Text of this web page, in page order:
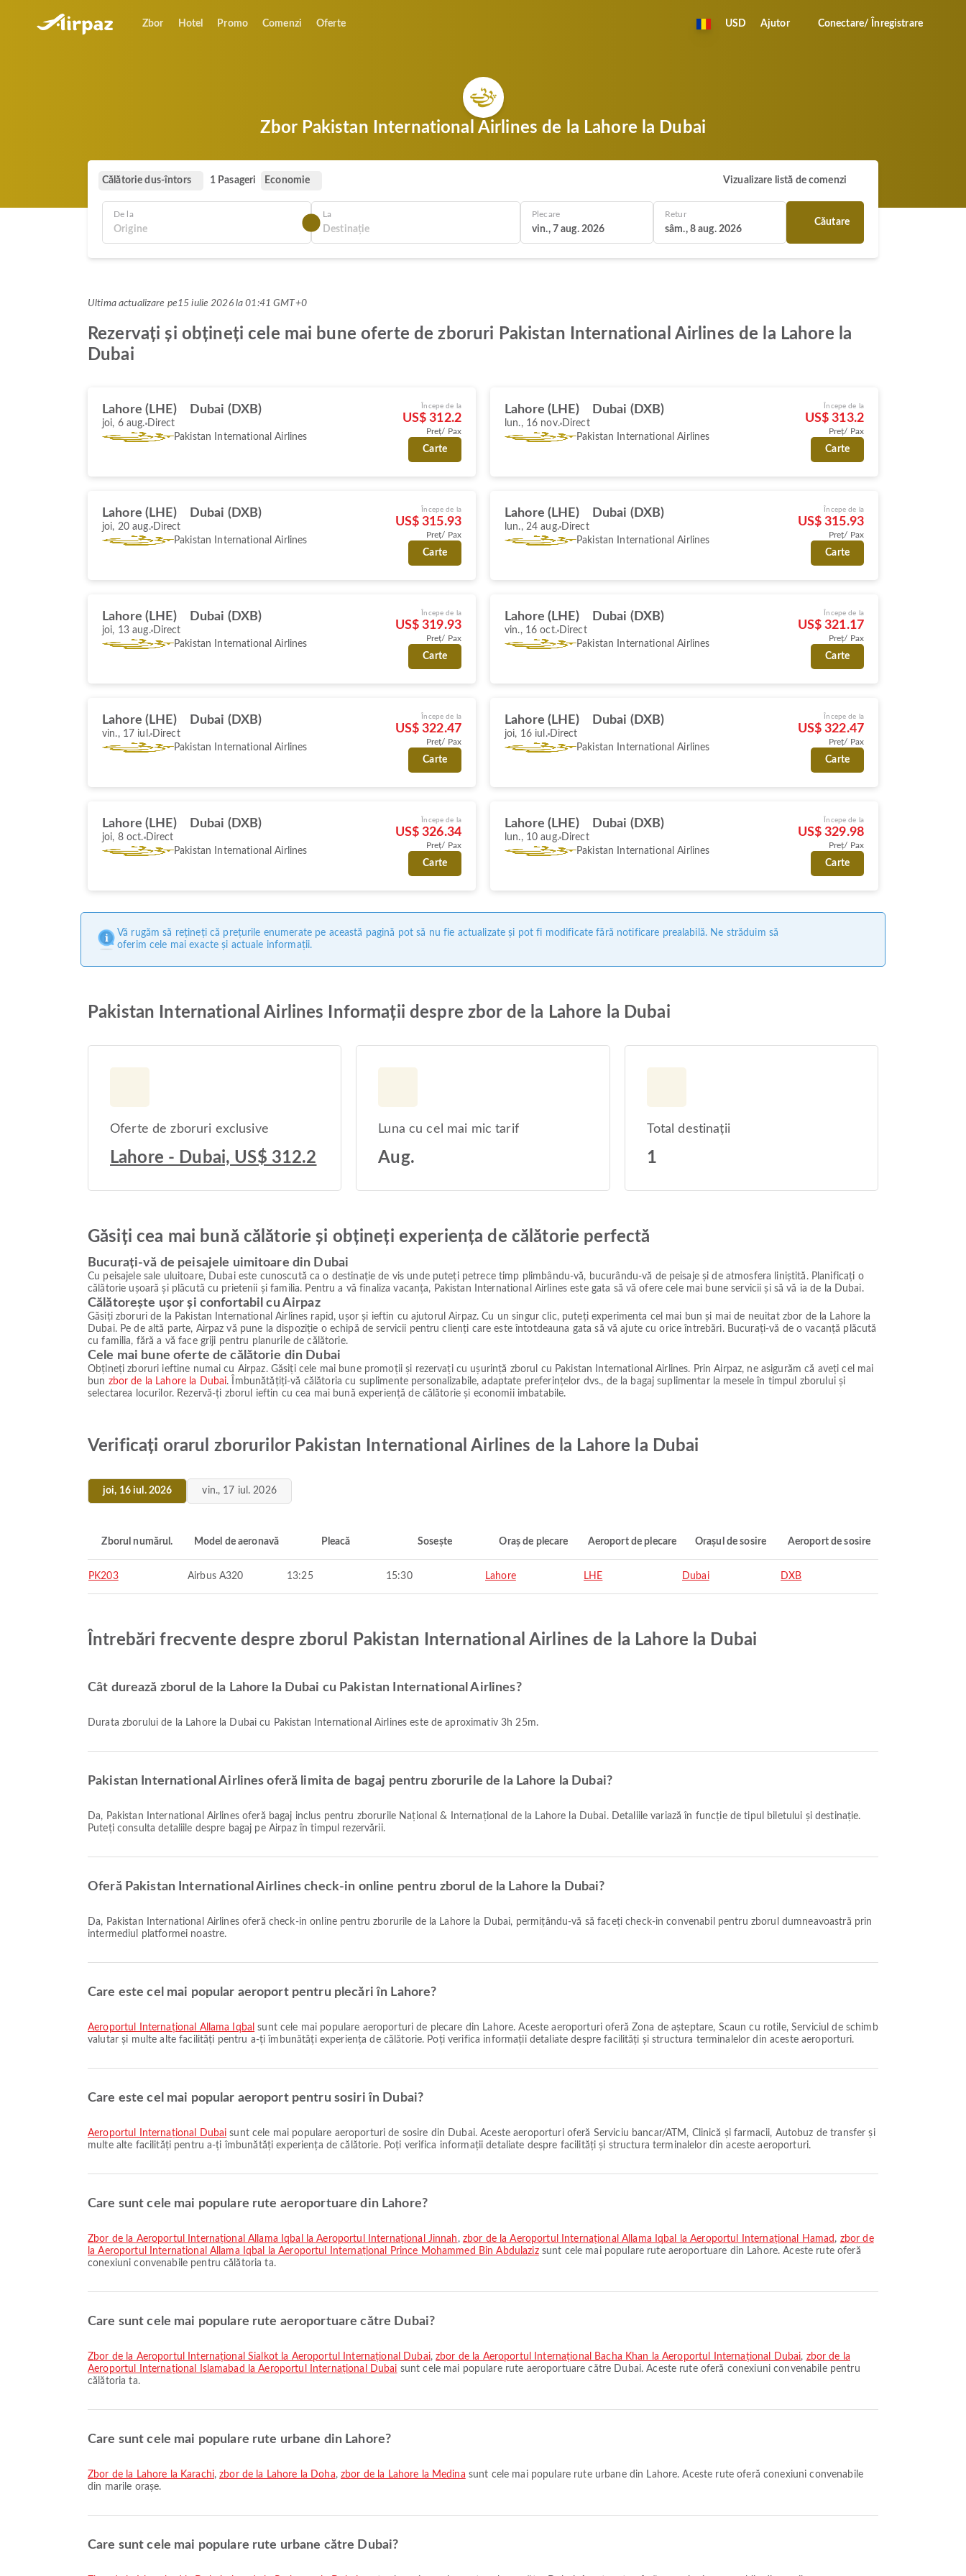
Zbor Hotel Promo Comenzi Oferte USD Ajutor Conectare/ Înregistrare
Zbor Pakistan International Airlines de la Lahore la Dubai
Călătorie dus-întors 1 Pasageri Economie Vizualizare listă de comenzi
De la La Plecare
vin., 7 aug. 2026
Retur
sâm., 8 aug. 2026
Căutare
Ultima actualizare pe15 iulie 2026 la 01:41 GMT+0
Rezervați și obțineți cele mai bune oferte de zboruri Pakistan International Airlines de la Lahore la
Dubai
Lahore (LHE) Dubai (DXB)
joi, 6 aug. Direct
Pakistan International Airlines
Începe de la
US$ 312.2
Preț/ Pax
Carte
Lahore (LHE) Dubai (DXB)
lun., 16 nov. Direct
Pakistan International Airlines
Începe de la
US$ 313.2
Preț/ Pax
Carte
Lahore (LHE) Dubai (DXB)
joi, 20 aug. Direct
Pakistan International Airlines
Începe de la
US$ 315.93
Preț/ Pax
Carte
Lahore (LHE) Dubai (DXB)
lun., 24 aug. Direct
Pakistan International Airlines
Începe de la
US$ 315.93
Preț/ Pax
Carte
Lahore (LHE) Dubai (DXB)
joi, 13 aug. Direct
Pakistan International Airlines
Începe de la
US$ 319.93
Preț/ Pax
Carte
Lahore (LHE) Dubai (DXB)
vin., 16 oct. Direct
Pakistan International Airlines
Începe de la
US$ 321.17
Preț/ Pax
Carte
Lahore (LHE) Dubai (DXB)
vin., 17 iul. Direct
Pakistan International Airlines
Începe de la
US$ 322.47
Preț/ Pax
Carte
Lahore (LHE) Dubai (DXB)
joi, 16 iul. Direct
Pakistan International Airlines
Începe de la
US$ 322.47
Preț/ Pax
Carte
Lahore (LHE) Dubai (DXB)
joi, 8 oct. Direct
Pakistan International Airlines
Începe de la
US$ 326.34
Preț/ Pax
Carte
Lahore (LHE) Dubai (DXB)
lun., 10 aug. Direct
Pakistan International Airlines
Începe de la
US$ 329.98
Preț/ Pax
Carte
Vă rugăm să rețineți că prețurile enumerate pe această pagină pot să nu fie actualizate și pot fi modificate fără notificare prealabilă. Ne străduim să
oferim cele mai exacte și actuale informații.
Pakistan International Airlines Informații despre zbor de la Lahore la Dubai
Oferte de zboruri exclusive
Lahore - Dubai, US$ 312.2
Luna cu cel mai mic tarif
Aug.
Total destinații
1
Găsiți cea mai bună călătorie și obțineți experiența de călătorie perfectă
Bucurați-vă de peisajele uimitoare din Dubai
Cu peisajele sale uluitoare, Dubai este cunoscută ca o destinație de vis unde puteți petrece timp plimbându-vă, bucurându-vă de peisaje și de atmosfera liniștită. Planificați o
călătorie ușoară și plăcută cu prietenii și familia. Pentru a vă finaliza vacanța, Pakistan International Airlines este gata să vă ofere cele mai bune servicii și să vă ia de la Dubai.
Călătorește ușor și confortabil cu Airpaz
Găsiți zboruri de la Pakistan International Airlines rapid, ușor și ieftin cu ajutorul Airpaz. Cu un singur clic, puteți experimenta cel mai bun și mai de neuitat zbor de la Lahore la
Dubai. Pe de altă parte, Airpaz vă pune la dispoziție o echipă de servicii pentru clienți care este întotdeauna gata să vă ajute cu orice întrebări. Bucurați-vă de o vacanță plăcută
cu familia, fără a vă face griji pentru planurile de călătorie.
Cele mai bune oferte de călătorie din Dubai
Obțineți zboruri ieftine numai cu Airpaz. Găsiți cele mai bune promoții și rezervați cu ușurință zborul cu Pakistan International Airlines. Prin Airpaz, ne asigurăm că aveți cel mai
bun zbor de la Lahore la Dubai. Îmbunătățiți-vă călătoria cu suplimente personalizabile, adaptate preferințelor dvs., de la bagaj suplimentar la mesele în timpul zborului și
selectarea locurilor. Rezervă-ți zborul ieftin cu cea mai bună experiență de călătorie și economii imbatabile.
Verificați orarul zborurilor Pakistan International Airlines de la Lahore la Dubai
joi, 16 iul. 2026 vin., 17 iul. 2026
Zborul numărul. Model de aeronavă Pleacă Sosește Oraș de plecare Aeroport de plecare Orașul de sosire Aeroport de sosire
PK203 Airbus A320 13:25 15:30 Lahore LHE Dubai DXB
Întrebări frecvente despre zborul Pakistan International Airlines de la Lahore la Dubai
Cât durează zborul de la Lahore la Dubai cu Pakistan International Airlines?
Durata zborului de la Lahore la Dubai cu Pakistan International Airlines este de aproximativ 3h 25m.
Pakistan International Airlines oferă limita de bagaj pentru zborurile de la Lahore la Dubai?
Da, Pakistan International Airlines oferă bagaj inclus pentru zborurile Național & Internațional de la Lahore la Dubai. Detaliile variază în funcție de tipul biletului și destinație.
Puteți consulta detaliile despre bagaj pe Airpaz în timpul rezervării.
Oferă Pakistan International Airlines check-in online pentru zborul de la Lahore la Dubai?
Da, Pakistan International Airlines oferă check-in online pentru zborurile de la Lahore la Dubai, permițându-vă să faceți check-in convenabil pentru zborul dumneavoastră prin
intermediul platformei noastre.
Care este cel mai popular aeroport pentru plecări în Lahore?
Aeroportul Internațional Allama Iqbal sunt cele mai populare aeroporturi de plecare din Lahore. Aceste aeroporturi oferă Zona de așteptare, Scaun cu rotile, Serviciul de schimb
valutar și multe alte facilități pentru a-ți îmbunătăți experiența de călătorie. Poți verifica informații detaliate despre facilități și structura terminalelor din aceste aeroporturi.
Care este cel mai popular aeroport pentru sosiri în Dubai?
Aeroportul Internațional Dubai sunt cele mai populare aeroporturi de sosire din Dubai. Aceste aeroporturi oferă Serviciu bancar/ATM, Clinică și farmacii, Autobuz de transfer și
multe alte facilități pentru a-ți îmbunătăți experiența de călătorie. Poți verifica informații detaliate despre facilități și structura terminalelor din aceste aeroporturi.
Care sunt cele mai populare rute aeroportuare din Lahore?
zbor de la Aeroportul Internațional Allama Iqbal la Aeroportul Internațional Jinnah , zbor de la Aeroportul Internațional Allama Iqbal la Aeroportul Internațional Hamad , zbor de
la Aeroportul Internațional Allama Iqbal la Aeroportul Internațional Prince Mohammed Bin Abdulazizsunt cele mai populare rute aeroportuare din Lahore. Aceste rute oferă
conexiuni convenabile pentru călătoria ta.
Care sunt cele mai populare rute aeroportuare către Dubai?
zbor de la Aeroportul Internațional Sialkot la Aeroportul Internațional Dubai,zbor de la Aeroportul Internațional Bacha Khan la Aeroportul Internațional Dubai, zbor de la
Aeroportul Internațional Islamabad la Aeroportul Internațional Dubai sunt cele mai populare rute aeroportuare către Dubai. Aceste rute oferă conexiuni convenabile pentru
călătoria ta.
Care sunt cele mai populare rute urbane din Lahore?
zbor de la Lahore la Karachi,zbor de la Lahore la Doha, zbor de la Lahore la Medina sunt cele mai populare rute urbane din Lahore. Aceste rute oferă conexiuni convenabile
din marile orașe.
Care sunt cele mai populare rute urbane către Dubai?